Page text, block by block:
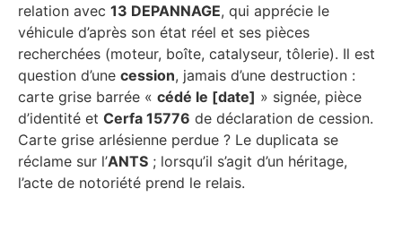
relation avec 13 DEPANNAGE, qui apprécie le
véhicule d’après son état réel et ses pièces
recherchées (moteur, boîte, catalyseur, tôlerie). Il est
question d’une cession, jamais d’une destruction :
carte grise barrée « cédé le [date] » signée, pièce
d’identité et Cerfa 15776 de déclaration de cession.
Carte grise arlésienne perdue ? Le duplicata se
réclame sur l’ANTS ; lorsqu’il s’agit d’un héritage,
l’acte de notoriété prend le relais.